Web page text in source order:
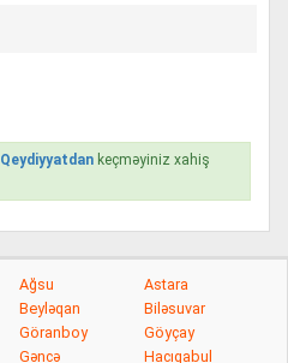
Qeydiyyatdan keçməyiniz xahiş
Ağsu
Astara
Beyləqan
Biləsuvar
Göranboy
Göyçay
Gəncə Hacıqabul